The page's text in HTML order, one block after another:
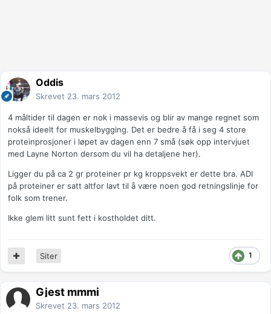
Oddis
Skrevet 23. mars 2012
4 måltider til dagen er nok i massevis og blir av mange regnet som
nokså ideelt for muskelbygging. Det er bedre å få i seg 4 store
proteinprosjoner i løpet av dagen enn 7 små (søk opp intervjuet
med Layne Norton dersom du vil ha detaljene her).
Ligger du på ca 2 gr proteiner pr kg kroppsvekt er dette bra. ADI
på proteiner er satt altfor lavt til å være noen god retningslinje for
folk som trener.
Ikke glem litt sunt fett i kostholdet ditt.
1
Siter
Gjest mmmi
Skrevet 23. mars 2012